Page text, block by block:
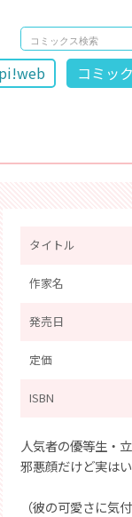
コミッ
タイトル
作家名
発売日
定価
ISBN
人気者の優等生・
邪悪顔だけど実は
（彼の可愛さに気